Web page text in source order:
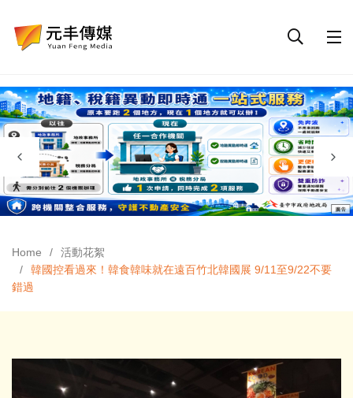
Home
活動花絮
韓國控看過來！韓食韓味就在遠百竹北韓國展 9/11至9/22不要
錯過